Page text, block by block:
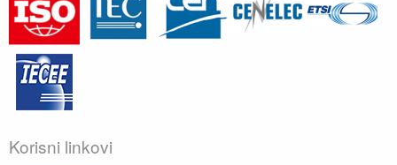
Korisni linkovi